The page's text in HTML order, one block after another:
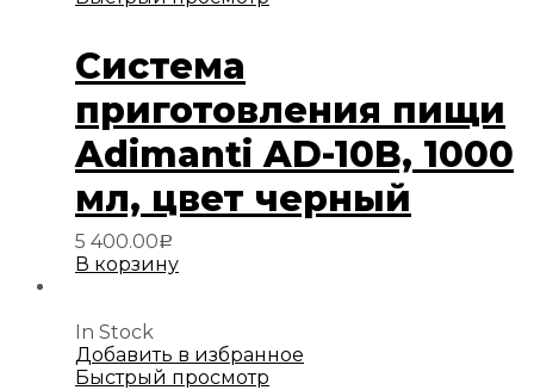
Система
приготовления пищи
Adimanti AD-10B, 1000
мл, цвет черный
5 400.00Р
В корзину
In Stock
Добавить в избранное
Быстрый просмотр